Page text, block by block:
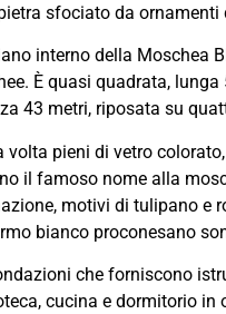
sfociato da ornamenti
interno della
È quasi quadrata,
43 metri, riposata su
pieni di vetro
il famoso nome alla
motivi di tulipano e
bianco proconesano
che forniscono
cucina e dormitorio